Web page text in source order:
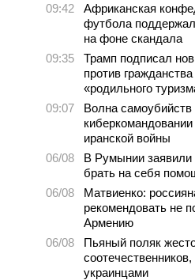
09:42
Африканская
футбола
на фоне скандала
09:35
Трамп подписал
против
«родильного
09:07
Волна самоубийств
иранской войны
06/08
В Румынии заявили
брать на себя
06/08
Матвиенко:
рекомендовать не
Армению
06/08
Пьяный поляк
украинцами